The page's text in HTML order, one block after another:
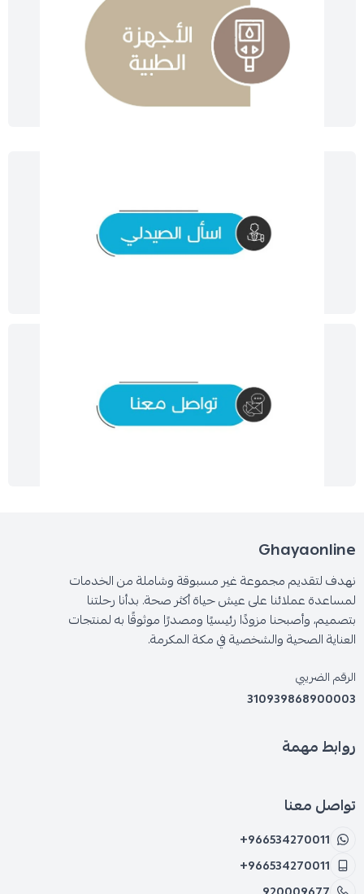
Ghayaonline
نهدف لتقديم مجموعة غير مسبوقة وشاملة من الخدمات
لمساعدة عملائنا على عيش حياة أكثر صحة. بدأنا رحلتنا
بتصميم، وأصبحنا مزودًا رئيسيًا ومصدرًا موثوقًا به لمنتجات
العناية الصحية والشخصية في مكة المكرمة.
الرقم الضريبي
310939868900003
روابط مهمة
تواصل معنا
+966534270011
+966534270011